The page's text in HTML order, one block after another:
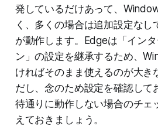
発しているだけあって、
く、多くの場合は追加設定な
が動作します。Edgeは「イン
ン」の設定を継承するため、
ければそのまま使えるのが大き
だし、念のため設定を確認して
待通りに動作しない場合のチェ
えておきましょう。